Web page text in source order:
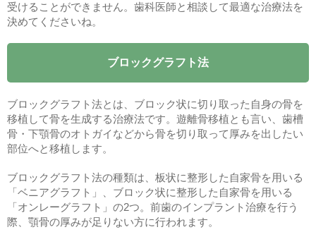
受けることができません。歯科医師と相談して最適な治療法を
決めてくださいね。
ブロックグラフト法
ブロックグラフト法とは、ブロック状に切り取った自身の骨を
移植して骨を生成する治療法です。遊離骨移植とも言い、歯槽
骨・下顎骨のオトガイなどから骨を切り取って厚みを出したい
部位へと移植します。
ブロックグラフト法の種類は、板状に整形した自家骨を用いる
「ベニアグラフト」、ブロック状に整形した自家骨を用いる
「オンレーグラフト」の2つ。前歯のインプラント治療を行う
際、顎骨の厚みが足りない方に行われます。